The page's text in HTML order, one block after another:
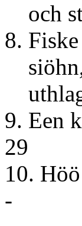
och
8.
siöhn,
9. Een
29
10.
-